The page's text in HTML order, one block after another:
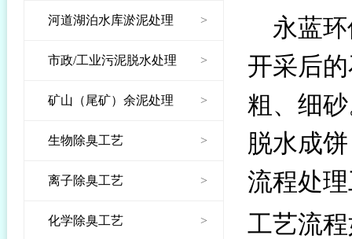
河道湖泊水库淤泥处理 >
市政/工业污泥脱水处理 >
矿山（尾矿）余泥处理 >
生物除臭工艺 >
离子除臭工艺 >
化学除臭工艺 >
永蓝
开采后
粗、细
脱水成
流程处
工艺流